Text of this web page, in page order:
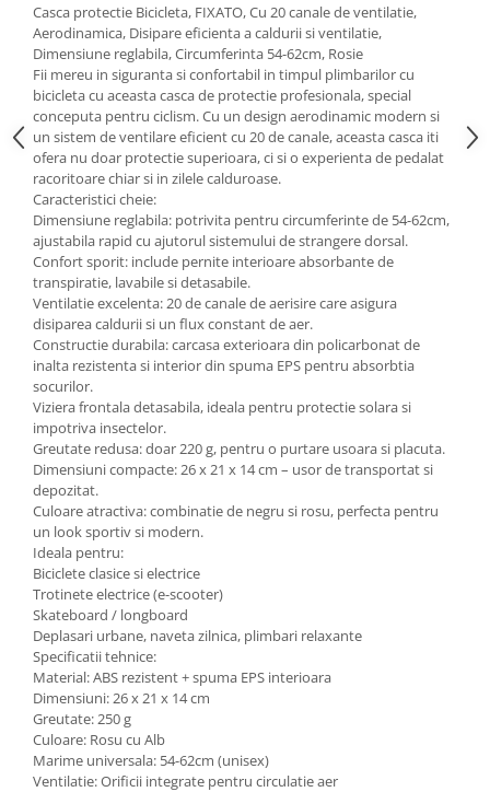
Casca protectie Bicicleta, FIXATO, Cu 20 canale de ventilatie,
Aerodinamica, Disipare eficienta a caldurii si ventilatie,
Dimensiune reglabila, Circumferinta 54-62cm, Rosie
Fii mereu in siguranta si confortabil in timpul plimbarilor cu
bicicleta cu aceasta casca de protectie profesionala, special
conceputa pentru ciclism. Cu un design aerodinamic modern si
un sistem de ventilare eficient cu 20 de canale, aceasta casca iti
ofera nu doar protectie superioara, ci si o experienta de pedalat
racoritoare chiar si in zilele calduroase.
Caracteristici cheie:
Dimensiune reglabila: potrivita pentru circumferinte de 54-62cm,
ajustabila rapid cu ajutorul sistemului de strangere dorsal.
Confort sporit: include pernite interioare absorbante de
transpiratie, lavabile si detasabile.
Ventilatie excelenta: 20 de canale de aerisire care asigura
disiparea caldurii si un flux constant de aer.
Constructie durabila: carcasa exterioara din policarbonat de
inalta rezistenta si interior din spuma EPS pentru absorbtia
socurilor.
Viziera frontala detasabila, ideala pentru protectie solara si
impotriva insectelor.
Greutate redusa: doar 220 g, pentru o purtare usoara si placuta.
Dimensiuni compacte: 26 x 21 x 14 cm – usor de transportat si
depozitat.
Culoare atractiva: combinatie de negru si rosu, perfecta pentru
un look sportiv si modern.
Ideala pentru:
Biciclete clasice si electrice
Trotinete electrice (e-scooter)
Skateboard / longboard
Deplasari urbane, naveta zilnica, plimbari relaxante
Specificatii tehnice:
Material: ABS rezistent + spuma EPS interioara
Dimensiuni: 26 x 21 x 14 cm
Greutate: 250 g
Culoare: Rosu cu Alb
Marime universala: 54-62cm (unisex)
Ventilatie: Orificii integrate pentru circulatie aer